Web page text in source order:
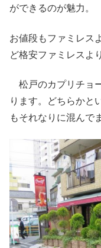
ができるのが魅力。
お値段もファミレス
ど格安ファミレスよ
松戸のカプリチョ
ります。どちらかと
もそれなりに混んで